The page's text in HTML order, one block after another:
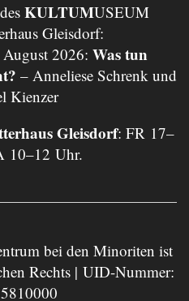
KULTUMUSEUM
Gleisdorf:
2026: Was tun
– Anneliese Schrenk und
Kienzer
Gleisdorf: FR 17–
10–12 Uhr.
bei den Minoriten ist
Rechts | UID-Nummer: